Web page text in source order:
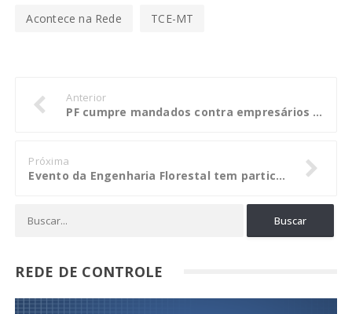
Acontece na Rede TCE-MT
Anterior
PF cumpre mandados contra empresários que fraudavam licitações para compra de próteses médicas
Próxima
Evento da Engenharia Florestal tem participação do CREA-MT
REDE DE CONTROLE